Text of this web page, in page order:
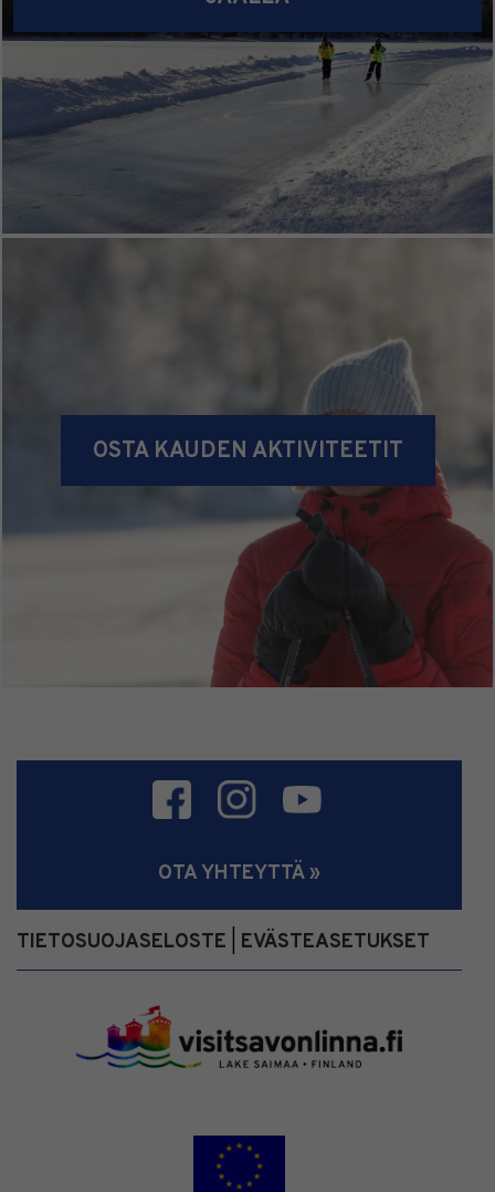
OSTA KAUDEN AKTIVITEETIT
OTA YHTEYTTÄ »
TIETOSUOJASELOSTE EVÄSTEASETUKSET